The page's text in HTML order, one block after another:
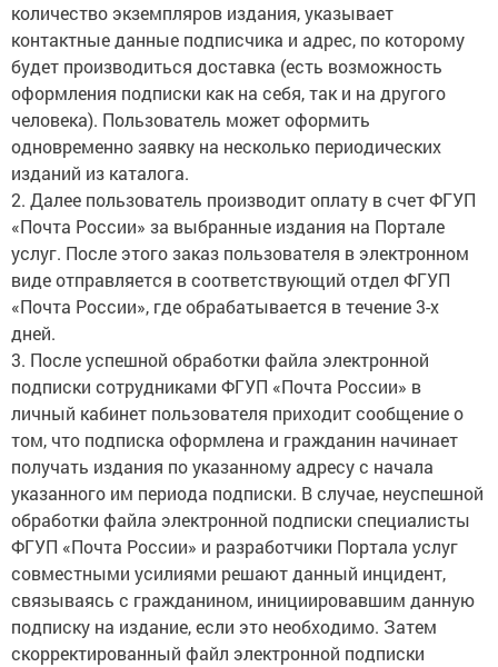
количество экземпляров издания, указывает
контактные данные подписчика и адрес, по которому
будет производиться доставка (есть возможность
оформления подписки как на себя, так и на другого
человека). Пользователь может оформить
одновременно заявку на несколько периодических
изданий из каталога.
2. Далее пользователь производит оплату в счет ФГУП
«Почта России» за выбранные издания на Портале
услуг. После этого заказ пользователя в электронном
виде отправляется в соответствующий отдел ФГУП
«Почта России», где обрабатывается в течение 3-х
дней.
3. После успешной обработки файла электронной
подписки сотрудниками ФГУП «Почта России» в
личный кабинет пользователя приходит сообщение о
том, что подписка оформлена и гражданин начинает
получать издания по указанному адресу с начала
указанного им периода подписки. В случае, неуспешной
обработки файла электронной подписки специалисты
ФГУП «Почта России» и разработчики Портала услуг
совместными усилиями решают данный инцидент,
связываясь с гражданином, инициировавшим данную
подписку на издание, если это необходимо. Затем
скорректированный файл электронной подписки